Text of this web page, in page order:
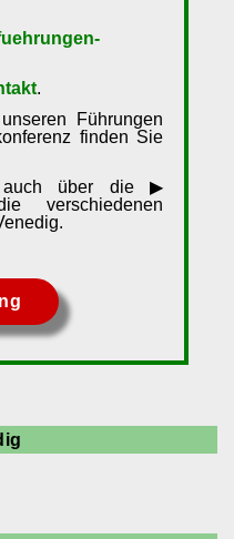
.
Führungen
finden Sie
auch über die ▶